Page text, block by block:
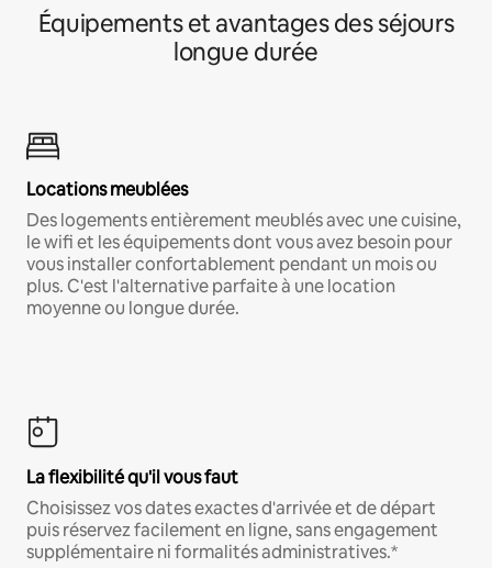
Équipements et avantages des séjours
longue durée
Locations meublées
Des logements entièrement meublés avec une cuisine,
le wifi et les équipements dont vous avez besoin pour
vous installer confortablement pendant un mois ou
plus. C'est l'alternative parfaite à une location
moyenne ou longue durée.
La flexibilité qu'il vous faut
Choisissez vos dates exactes d'arrivée et de départ
puis réservez facilement en ligne, sans engagement
supplémentaire ni formalités administratives.*